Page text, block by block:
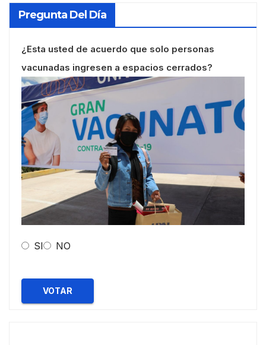
Pregunta Del Día
¿Esta usted de acuerdo que solo personas
vacunadas ingresen a espacios cerrados?
SI NO
VOTAR